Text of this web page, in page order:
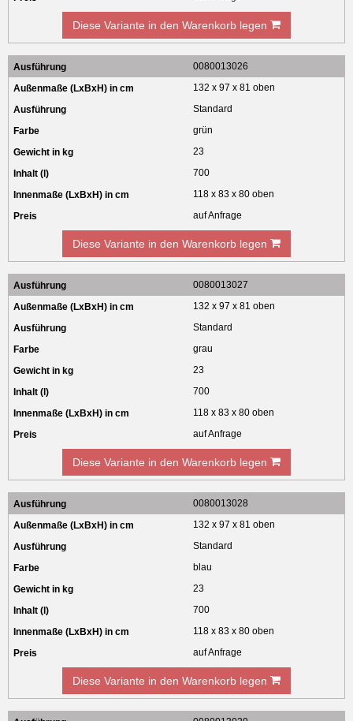
Diese Variante in den Warenkorb legen
0080013026
132 x 97 x 81 oben
Standard
grün
23
700
118 x 83 x 80 oben
auf Anfrage
Diese Variante in den Warenkorb legen
0080013027
132 x 97 x 81 oben
Standard
grau
23
700
118 x 83 x 80 oben
auf Anfrage
Diese Variante in den Warenkorb legen
0080013028
132 x 97 x 81 oben
Standard
blau
23
700
118 x 83 x 80 oben
auf Anfrage
Diese Variante in den Warenkorb legen